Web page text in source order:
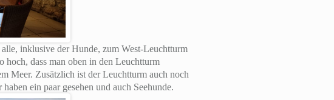
inklusive der Hunde, zum West-Leuchtturm
dass man oben in den Leuchtturm
Meer. Zusätzlich ist der Leuchtturm auch noch
ein paar gesehen und auch Seehunde.